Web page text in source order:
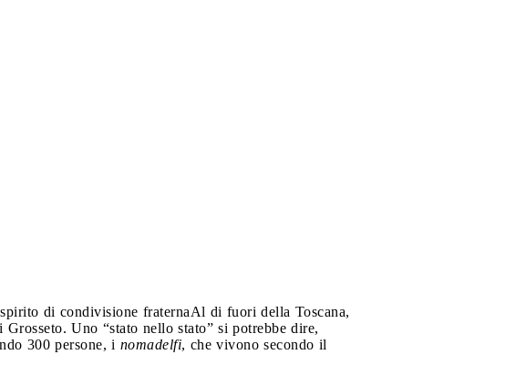
di condivisione fraternaAl di fuori della Toscana,
Uno “stato nello stato” si potrebbe dire,
300 persone, i nomadelfi, che vivono secondo il